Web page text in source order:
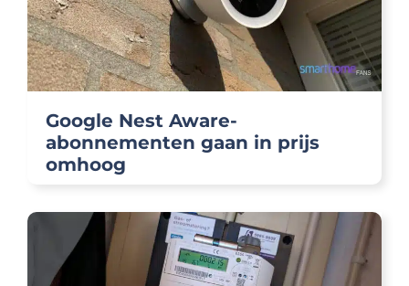
Google Nest Aware-
abonnementen gaan in prijs
omhoog